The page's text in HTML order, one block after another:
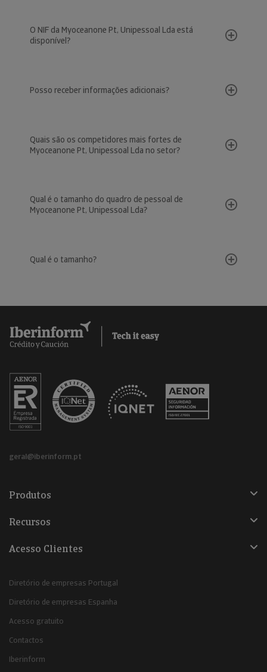
O NIF da Myoceanone Pt, Unipessoal Lda está
disponível?
Posso receber informações adicionais?
Quais são os competidores mais fortes de
Myoceanone Pt, Unipessoal Lda no setor?
Qual é o tamanho do quadro de pessoal de
Myoceanone Pt, Unipessoal Lda?
Qual é o tamanho?
geral@iberinform.pt
Produtos
Recursos
Acesso Clientes
Diretório de empresas Portugal
Diretório de empresas Espanha
Acesso gratuito
Contactos
Iberinform